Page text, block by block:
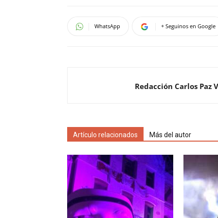
WhatsApp + Seguinos en Google
Redacción Carlos Paz
Artículo relacionados Más del autor